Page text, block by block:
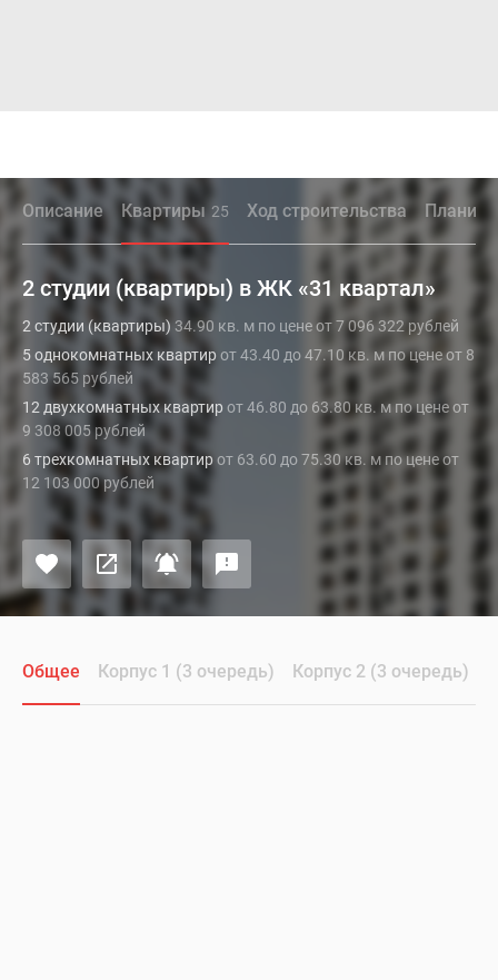
Описание Квартиры 25 Ход строительства
2 студии (квартиры) в ЖК «31 квартал»
2 студии (квартиры) 34.90 кв. м по цене от 7 096 322 рублей
5 однокомнатных квартир от 43.40 до 47.10 кв. м по цене от 8
583 565 рублей
12 двухкомнатных квартир от 46.80 до 63.80 кв. м по цене от
9 308 005 рублей
6 трехкомнатных квартирот 63.60 до 75.30 кв. м по цене от
12 103 000 рублей
Общее Корпус 1 (3 очередь) Корпус 2 (3 очередь)